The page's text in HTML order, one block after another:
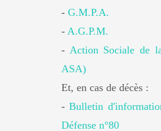
-G.M.P.A.
-A.G.P.M.
- Action Sociale de
ASA)
Et, en cas de décès :
-Bulletin
Défense n°80